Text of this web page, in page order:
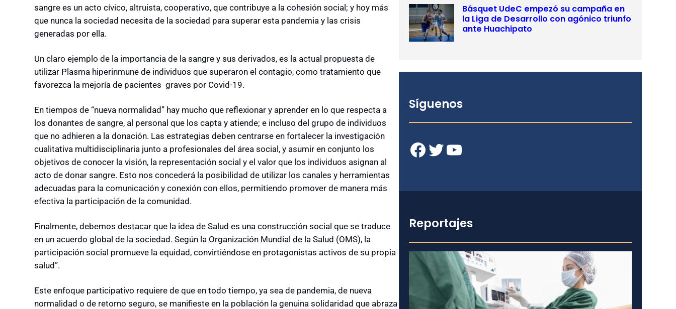
sangre es un acto cívico, altruista, cooperativo, que contribuye a la cohesión social; y hoy más
que nunca la sociedad necesita de la sociedad para superar esta pandemia y las crisis
generadas por ella.
Un claro ejemplo de la importancia de la sangre y sus derivados, es la actual propuesta de
utilizar Plasma hiperinmune de individuos que superaron el contagio, como tratamiento que
favorezca la mejoría de pacientes graves por Covid-19.
En tiempos de “nueva normalidad” hay mucho que reflexionar y aprender en lo que respecta a
los donantes de sangre, al personal que los capta y atiende; e incluso del grupo de individuos
que no adhieren a la donación. Las estrategias deben centrarse en fortalecer la investigación
cualitativa multidisciplinaria junto a profesionales del área social, y asumir en conjunto los
objetivos de conocer la visión, la representación social y el valor que los individuos asignan al
acto de donar sangre. Esto nos concederá la posibilidad de utilizar los canales y herramientas
adecuadas para la comunicación y conexión con ellos, permitiendo promover de manera más
efectiva la participación de la comunidad.
Finalmente, debemos destacar que la idea de Salud es una construcción social que se traduce
en un acuerdo global de la sociedad. Según la Organización Mundial de la Salud (OMS), la
participación social promueve la equidad, convirtiéndose en protagonistas activos de su propia
salud”.
Este enfoque participativo requiere de que en todo tiempo, ya sea de pandemia, de nueva
normalidad o de retorno seguro, se manifieste en la población la genuina solidaridad que abraza
Básquet UdeC empezó su campaña en
la Liga de Desarrollo con agónico triunfo
ante Huachipato
Síguenos
Facebook Twitter YouTube
Reportajes